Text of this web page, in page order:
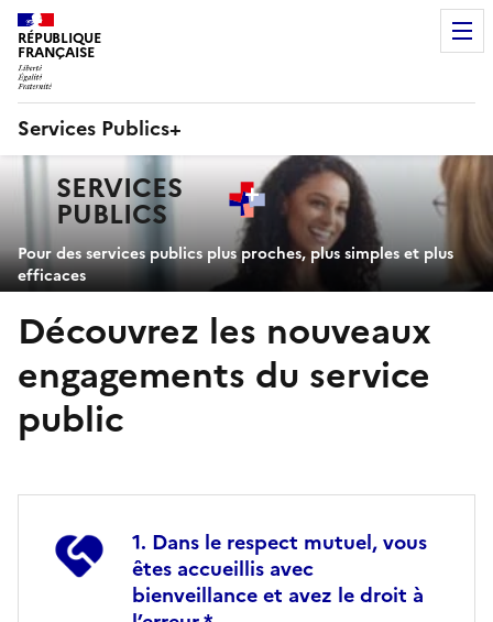
RÉPUBLIQUE
FRANÇAISE
Services Publics+
principaleSERVICES
PUBLICS+
Pour des services publics plus proches, plus simples et plus
efficaces
Découvrez les nouveaux
engagements du service
public
Dans le respect mutuel, vous
êtes accueillis avec
bienveillance et avez le droit à